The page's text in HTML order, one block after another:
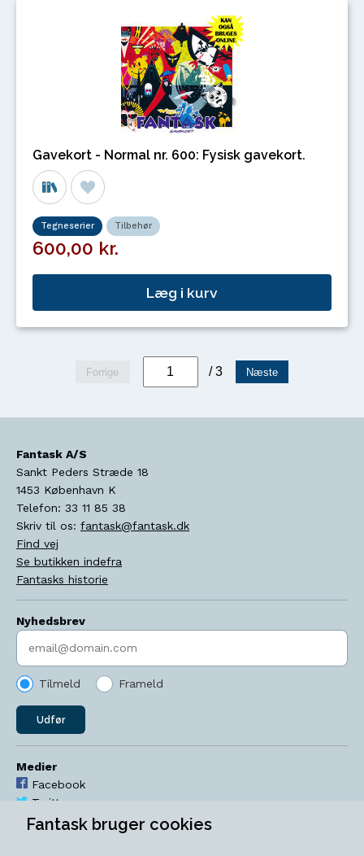
Gavekort - Normal nr. 600: Fysisk gavekort.
Tegneserier Tilbehør
600,00 kr.
Læg i kurv
Forrige / 3 Næste
Fantask A/S
Sankt Peders Stræde 18
1453 København K
Telefon: 33 11 85 38
Skriv til os: fantask@fantask.dk
Find vej
Se butikken indefra
Fantasks historie
Nyhedsbrev
Indtast søgeord
Tilmeld Frameld
Udfør
Medier
Facebook
Twitter
YouTube
Fantask bruger cookies